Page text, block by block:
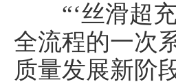
“‘丝滑超充
全流程的一次
质量发展新阶